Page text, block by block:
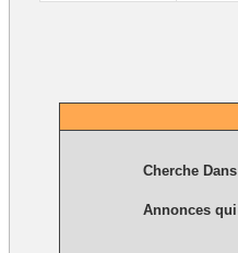
Cherche Dans
Annonces qui